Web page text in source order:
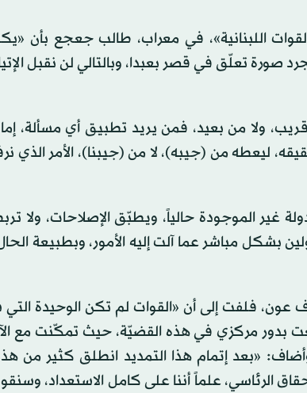
اللبنانية»، في معراب، طالب جعجع بأن
صورة تعلّق في قصر بعبدا، وبالتالي لن نقبل
الـ1701، بسدّة الرئاسة، من قريب، ولا من بعيد، فمن يريد تطبيق أي
ليعطه من (جيبه)، لا من (جيبنا)، الأمر الذي
غير الموجودة حالياً، ويطبّق الإصلاحات، ولا
بشكل مباشر عما آلت إليه الأمور، وبطبيعة
عون، فلفت إلى أن «القوات لم تكن الوحيدة
بدور مركزي في هذه القضيّة، حيث تمكّنت مع
«بعد إتمام هذا التمديد انطلق كثير من
الرئاسي، علماً أننا على كامل الاستعداد،